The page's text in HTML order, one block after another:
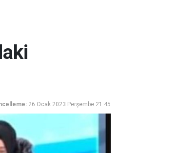
26 Ocak 2023 Perşembe 21:45